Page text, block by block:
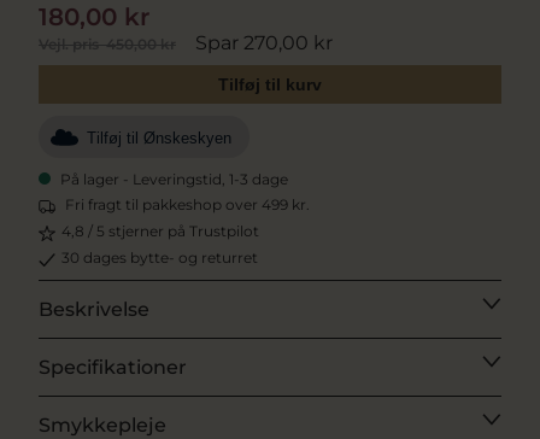
Vejl. pris450,00 kr Spar 270,00 kr
180,00 kr
Tilføj til kurv
Tilføj til Ønskeskyen
På lager - Leveringstid, 1-3 dage
Fri fragt til pakkeshop over 499 kr.
4,8 / 5 stjerner på Trustpilot
30 dages bytte- og returret
Beskrivelse
Specifikationer
Smykkepleje